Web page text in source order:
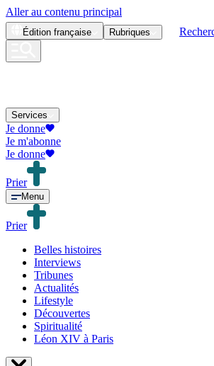
Aller au contenu principal
Édition française Rubriques
Services
Je donne
Je m'abonne
Je donne
Prier
Menu
Prier
Belles histoires
Interviews
Tribunes
Actualités
Lifestyle
Découvertes
Spiritualité
Léon XIV à Paris